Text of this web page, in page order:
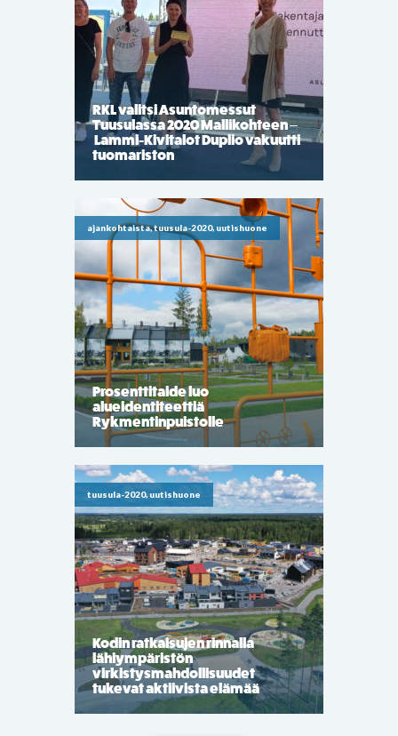
RKL valitsi Asuntomessut
Tuusulassa 2020 Mallikohteen –
Lammi-Kivitalot Duplio vakuutti
tuomariston
ajankohtaista, tuusula-2020, uutishuone
Prosenttitaide luo
alueidentiteettiä
Rykmentinpuistolle
tuusula-2020, uutishuone
Kodin ratkaisujen rinnalla
lähiympäristön
virkistysmahdollisuudet
tukevat aktiivista elämää